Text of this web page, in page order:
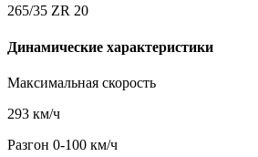
265/35 ZR 20
Динамические характеристики
Максимальная скорость
293 км/ч
Разгон 0-100 км/ч